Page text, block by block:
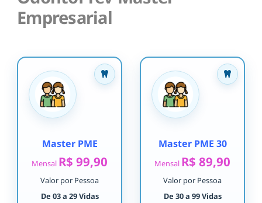
Empresarial
Master PME
Mensal R$ 99,90
Valor por Pessoa
De 03 a 29 Vidas
Master PME 30
Mensal R$ 89,90
Valor por Pessoa
De 30 a 99 Vidas